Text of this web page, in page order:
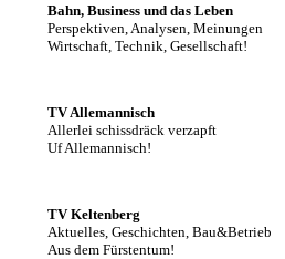
Bahn, Business und das Leben
Perspektiven, Analysen, Meinungen
Wirtschaft, Technik, Gesellschaft!
TV Allemannisch
Allerlei schissdräck verzapft
Uf Allemannisch!
TV Keltenberg
Aktuelles, Geschichten, Bau&Betrieb
Aus dem Fürstentum!